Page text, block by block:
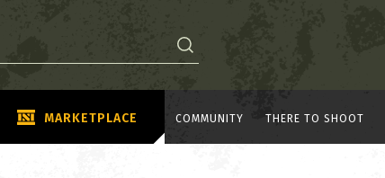
MARKETPLACE COMMUNITY THERE TO SHOOT